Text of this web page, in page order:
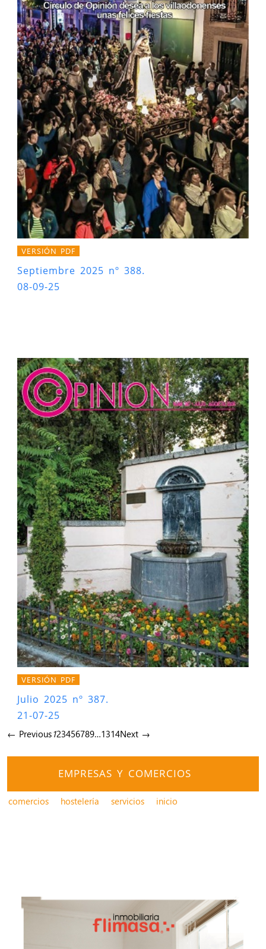
VERSIÓN PDF
Septiembre 2025 nº 388.
08-09-25
VERSIÓN PDF
Julio 2025 nº 387.
21-07-25
← Previous123456789…1314Next →
EMPRESAS Y COMERCIOS
comercios hostelería servicios inicio